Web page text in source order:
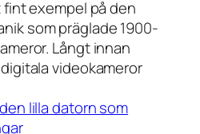
exempel på den
som präglade 1900-
Långt innan
videokameror
lilla datorn som